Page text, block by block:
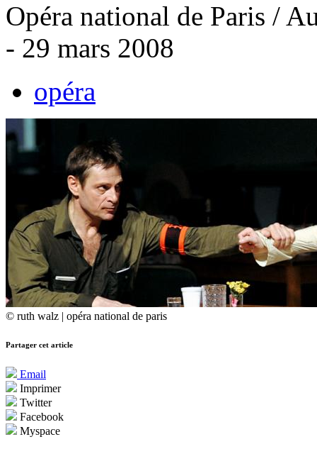
Opéra national de Paris /
- 29 mars 2008
opéra
© ruth walz | opéra national de paris
Partager cet article
Email
Imprimer
Twitter
Facebook
Myspace